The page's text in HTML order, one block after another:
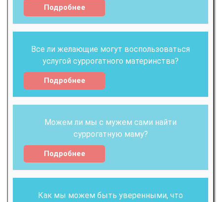
Подробнее
Все ли желающие могут воспользоваться
услугой суррогатного материнства?
Подробнее
Можем ли мы с мужем сами найти
суррогатную маму?
Подробнее
Как мы можем быть уверенными, что